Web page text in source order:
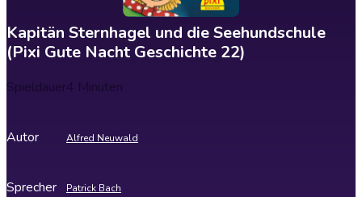
Kapitän Sternhagel und die Seehundschule
(Pixi Gute Nacht Geschichte 22)
Spieldauer4 Minuten
Autor Alfred Neuwald
Sprecher Patrick Bach